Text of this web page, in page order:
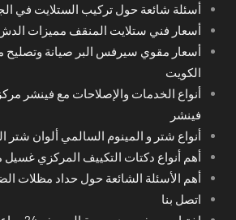
أسئلة شائعة حول تركيب الستلايت في
أسعار فني ستلايت المنقف مميزات
أسعار مقوي سيرفس البر صيانة
الكويت
أنواع الخدمات والإصلاحات مع فينشر
فينشر
أنواع شتر و المينوم السالمي ألوان
أهم أنواع دكتات التكييف المركزي
أهم الأسئلة الشائعة حول حداد مظلات
اتصل بنا